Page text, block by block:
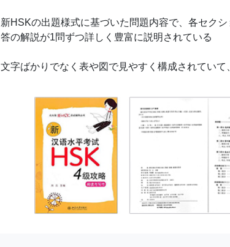
新HSKの出題様式に基づいた問題内容で、各セク
答の解説が1問ずつ詳しく豊富に説明されている
文字ばかりでなく表や図で見やすく構成されていて